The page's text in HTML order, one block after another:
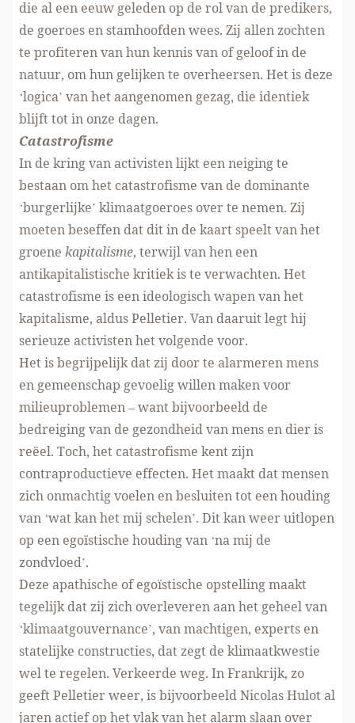
die al een eeuw geleden op de rol van de predikers,
de goeroes en stamhoofden wees. Zij allen zochten
te profiteren van hun kennis van of geloof in de
natuur, om hun gelijken te overheersen. Het is deze
‘logica’ van het aangenomen gezag, die identiek
blijft tot in onze dagen.
Catastrofisme
In de kring van activisten lijkt een neiging te
bestaan om het catastrofisme van de dominante
‘burgerlijke’ klimaatgoeroes over te nemen. Zij
moeten beseffen dat dit in de kaart speelt van het
groene kapitalisme, terwijl van hen een
antikapitalistische kritiek is te verwachten. Het
catastrofisme is een ideologisch wapen van het
kapitalisme, aldus Pelletier. Van daaruit legt hij
serieuze activisten het volgende voor.
Het is begrijpelijk dat zij door te alarmeren mens
en gemeenschap gevoelig willen maken voor
milieuproblemen – want bijvoorbeeld de
bedreiging van de gezondheid van mens en dier is
reëel. Toch, het catastrofisme kent zijn
contraproductieve effecten. Het maakt dat mensen
zich onmachtig voelen en besluiten tot een houding
van ‘wat kan het mij schelen’. Dit kan weer uitlopen
op een egoïstische houding van ‘na mij de
zondvloed’.
Deze apathische of egoïstische opstelling maakt
tegelijk dat zij zich overleveren aan het geheel van
‘klimaatgouvernance’, van machtigen, experts en
statelijke constructies, dat zegt de klimaatkwestie
wel te regelen. Verkeerde weg. In Frankrijk, zo
geeft Pelletier weer, is bijvoorbeeld Nicolas Hulot al
jaren actief op het vlak van het alarm slaan over